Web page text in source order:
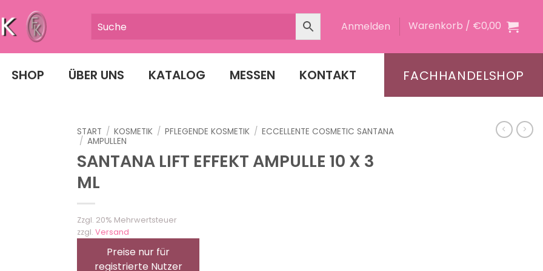
Anmelden Warenkorb / €0,00
SHOP ÜBER UNS KATALOG MESSEN KONTAKT FACHHANDELSHOP
START / KOSMETIK / PFLEGENDE KOSMETIK / ECCELLENTE COSMETIC SANTANA
/ AMPULLEN
SANTANA LIFT EFFEKT AMPULLE 10 X 3
ML
Zzgl. 20% Mehrwertsteuer
zzgl. Versand
Preise nur für
registrierte Nutzer